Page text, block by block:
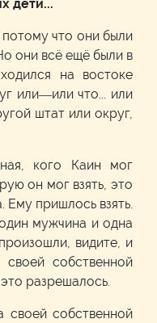
дети...
что они были
они всё ещё были в
на востоке
или—или что... или
штат или округ,
кого Каин мог
он мог взять, это
Ему пришлось взять.
мужчина и одна
видите, и
собственной
разрешалось.
собственной